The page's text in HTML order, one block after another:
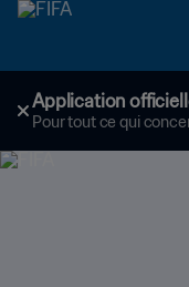
Application
Pour tout ce qui